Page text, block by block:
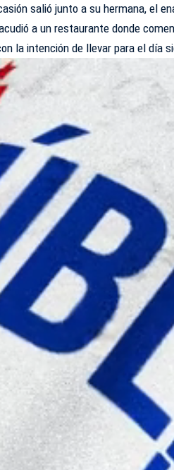
salió junto a su hermana, el
a un restaurante donde
la intención de llevar para el día